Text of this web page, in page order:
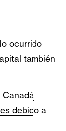
ocurrido
también
Canadá
debido a